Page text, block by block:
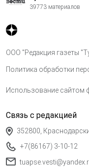
39773 материалов
ООО "Редакция газеты
Политика обработки
Использование сайтом
Связь с редакцией
352800,
+7(86167) 3-10-12